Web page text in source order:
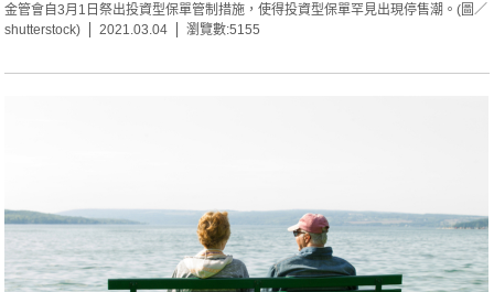
金管會自3月1日祭出投資型保單管制措施，使得投資型保單罕見出現停售潮。(圖／
shutterstock)
2021.03.04 瀏覽數:5155